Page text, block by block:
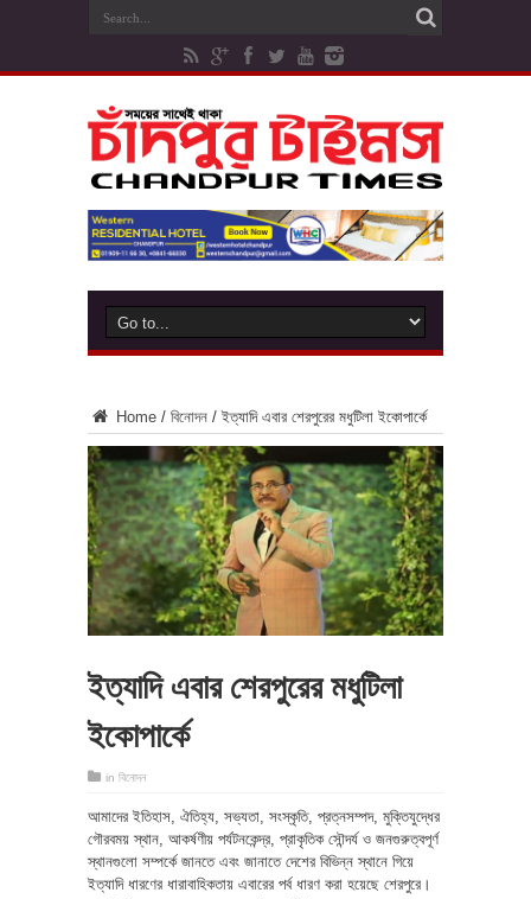
Home / বিনোদন / ইত্যাদি এবার শেরপুরের মধুটিলা ইকোপার্কে
ইত্যাদি এবার শেরপুরের মধুটিলা
ইকোপার্কে
in বিনোদন
আমাদের ইতিহাস, ঐতিহ্য, সভ্যতা, সংস্কৃতি, প্রত্নসম্পদ, মুক্তিযুদ্ধের
গৌরবময় স্থান, আকর্ষণীয় পর্যটনকেন্দ্র, প্রাকৃতিক সৌন্দর্য ও জনগুরুত্বপূর্ণ
স্থানগুলো সম্পর্কে জানতে এবং জানাতে দেশের বিভিন্ন স্থানে গিয়ে
ইত্যাদি ধারণের ধারাবাহিকতায় এবারের পর্ব ধারণ করা হয়েছে শেরপুরে।